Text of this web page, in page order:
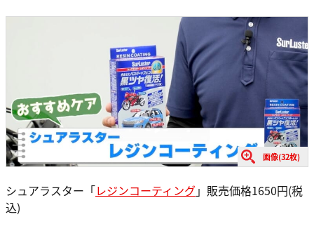
画像(32枚)
シュアラスター「レジンコーティング」販売価格1650円(税
込)